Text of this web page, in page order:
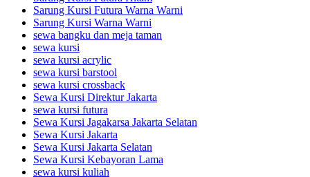
Sarung Kursi Futura Warna Warni
Sarung Kursi Warna Warni
sewa bangku dan meja taman
sewa kursi
sewa kursi acrylic
sewa kursi barstool
sewa kursi crossback
Sewa Kursi Direktur Jakarta
sewa kursi futura
Sewa Kursi Jagakarsa Jakarta Selatan
Sewa Kursi Jakarta
Sewa Kursi Jakarta Selatan
Sewa Kursi Kebayoran Lama
sewa kursi kuliah